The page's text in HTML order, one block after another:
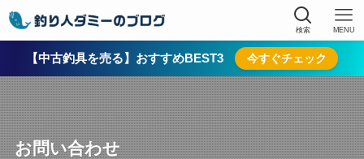
検索 MENU
【中古釣具を売る】おすすめBEST3 今すぐチェック
お問い合わせ